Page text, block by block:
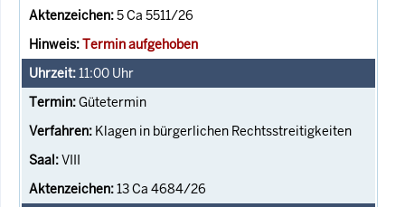
5 Ca 5511/26
Termin aufgehoben
11:00 Uhr
Gütetermin
Klagen in bürgerlichen Rechtsstreitigkeiten
VIII
13 Ca 4684/26